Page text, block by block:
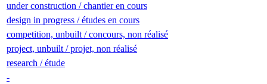
under construction / chantier en cours
design in progress / études en cours
competition, unbuilt / concours, non réalisé
project, unbuilt / projet, non réalisé
research / étude
-